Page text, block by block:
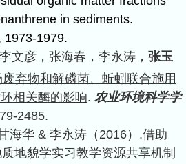
in sediments.
1973-1979.
文彦，张海春，李永涛， 张玉
弃物和解磷菌、蚯蚓联合施用
相关酶的影响. 农业环境科学学
2485.
海华 & 李永涛（ 2016） .借助
地貌学实习教学资源共享机制